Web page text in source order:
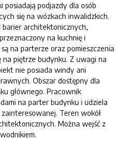
posiadają podjazdy dla osób
się na wózkach inwalidzkich.
architektonicznych,
na kuchnię i
na parterze oraz pomieszczenia
na piętrze budynku. Z uwagi na
nie posiada windy ani
Obszar dostępny dla
głównego. Pracownik
na parter budynku i udziela
Teren wokół
Można wejść z